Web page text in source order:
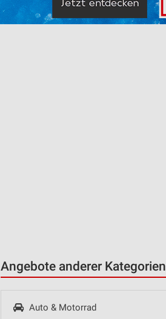
Angebote anderer Kategorien
Auto & Motorrad